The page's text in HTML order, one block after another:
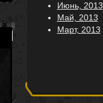
Июнь, 2013
Май, 2013
Март, 2013